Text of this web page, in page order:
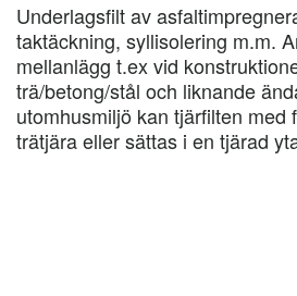
Underlagsfilt av
taktäckning, syllisolering m.m.
mellanlägg t.ex vid
trä/betong/stål och liknande
utomhusmiljö kan tjärfilten med
trätjära eller sättas i en tjärad